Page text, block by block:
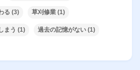
る (3) 草刈修業 (1)
まう (1) 過去の記憶がない (1)